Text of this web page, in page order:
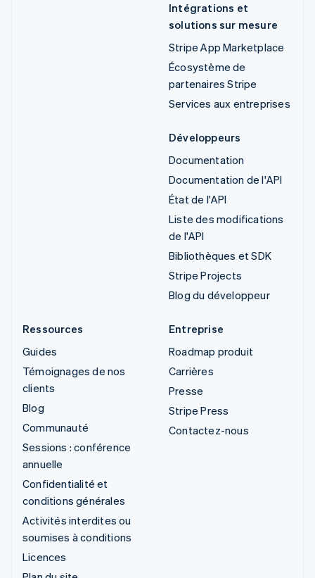
Intégrations et
solutions sur mesure
Stripe App Marketplace
Écosystème de
partenaires Stripe
Services aux entreprises
Développeurs
Documentation
Documentation de l'API
État de l'API
Liste des modifications
de l'API
Bibliothèques et SDK
Stripe Projects
Blog du développeur
Ressources
Guides
Témoignages de nos
clients
Blog
Communauté
Sessions : conférence
annuelle
Confidentialité et
conditions générales
Activités interdites ou
soumises à conditions
Licences
Entreprise
Roadmap produit
Carrières
Presse
Stripe Press
Contactez-nous